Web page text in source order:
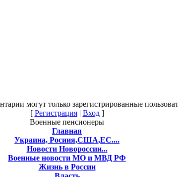
могут только зарегистрированные
[ Регистрация| Вход]
Военные пенсионеры
Главная
Украина, Росиия,США,ЕС....
Новости Новороссии...
Военные новости МО и МВД РФ
Жизнь в России